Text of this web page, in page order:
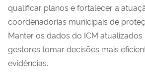
qualificar planos e fortalecer a
coordenadorias municipais de
Manter os dados do ICM
gestores tomar decisões mais
evidências.